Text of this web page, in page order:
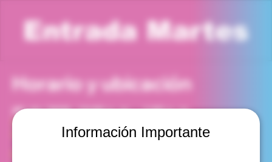
Información Importante
Entrada Martes
Horario y ubicación
28 abr 2026, 12:00 p. m. – 1:00 p. m.
Viña del Mar, Cam. Internacional 2440, Viña del Mar,
Valparaíso, Chile